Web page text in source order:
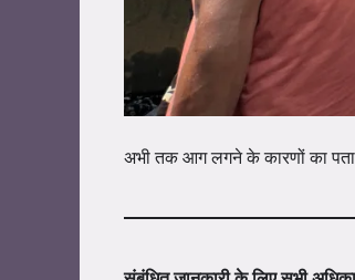
अभी तक आग लगने के कारणों का